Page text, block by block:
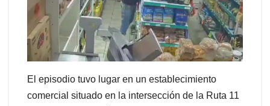
El episodio tuvo lugar en un establecimiento
comercial situado en la intersección de la Ruta 11